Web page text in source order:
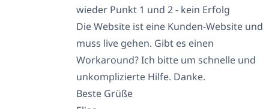
wieder Punkt 1 und 2 - kein Erfolg
Die Website ist eine Kunden-Website und
muss live gehen. Gibt es einen
Workaround? Ich bitte um schnelle und
unkomplizierte Hilfe. Danke.
Beste Grüße